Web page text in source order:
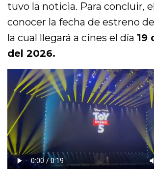
tuvo la noticia. Para concluir,
conocer la fecha de estreno
la cual llegará a cines el día 19
del 2026.